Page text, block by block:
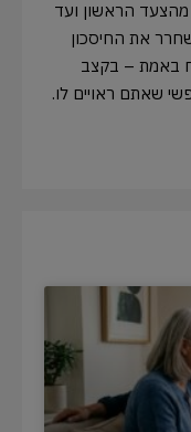
מהצעד הראשון ועד
את החיסכון
באמת – בקצב
שאתם ראויים לו.